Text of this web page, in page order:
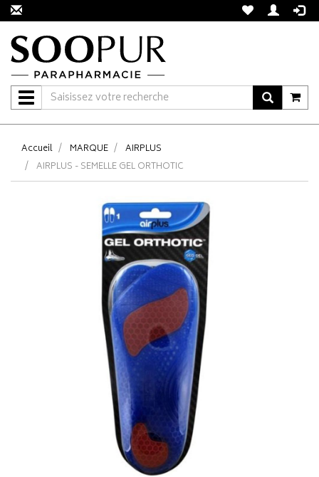
Navigation
Accueil MARQUE
AIRPLUS
AIRPLUS - SEMELLE GEL ORTHOTIC